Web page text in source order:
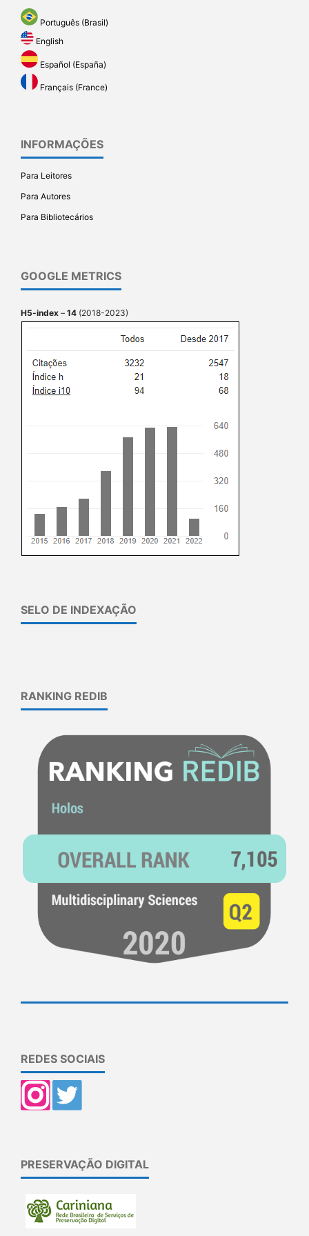
Português (Brasil)
English
Español (España)
Français (France)
INFORMAÇÕES
Para Leitores
Para Autores
Para Bibliotecários
GOOGLE METRICS
H5-index – 14 (2018-2023)
SELO DE INDEXAÇÃO
RANKING REDIB
REDES SOCIAIS
PRESERVAÇÃO DIGITAL